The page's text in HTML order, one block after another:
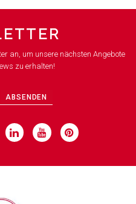
an, um unsere nächsten Angebote
zu erhalten!
ABSENDEN